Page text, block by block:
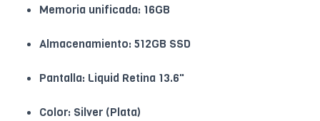
Memoria unificada: 16GB
Almacenamiento: 512GB SSD
Pantalla: Liquid Retina 13.6"
Color: Silver (Plata)